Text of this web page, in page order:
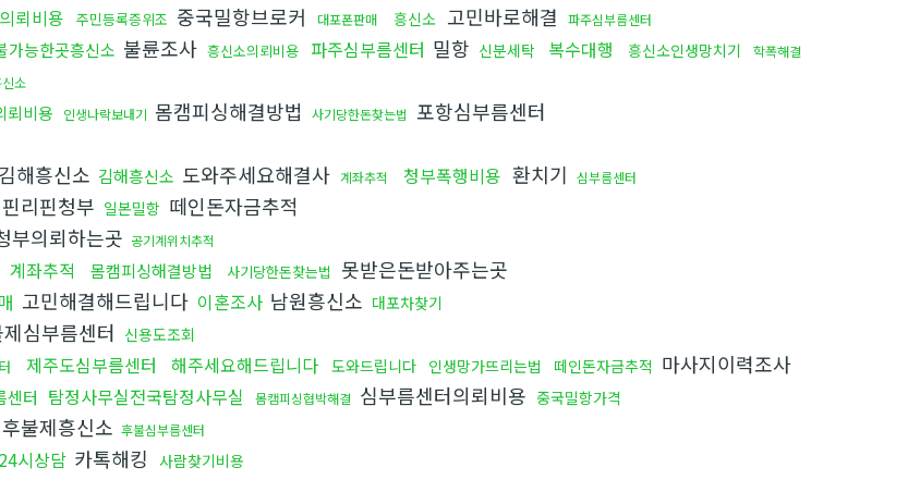
뢰비용 주민등록증위조 중국밀항브로커 대포폰판매 흥신소 고민바로해결
파주심부름센터
가능한곳흥신소 불륜조사 흥신소의뢰비용 파주심부름센터 밀항 신분세탁 복수대행 흥신소인생망치기
학폭해결
소
뢰비용 인생나락보내기 몸캠피싱해결방법 사기당한돈찾는법 포항심부름센터
김해흥신소 김해흥신소 도와주세요해결사 계좌추적 청부폭행비용 환치기 심부름센터
핀리핀청부 일본밀항 떼인돈자금추적
부의뢰하는곳 공기계위치추적
계좌추적 몸캠피싱해결방법 사기당한돈찾는법 못받은돈받아주는곳
고민해결해드립니다 이혼조사 남원흥신소 대포차찾기
심부름센터 신용도조회
제주도심부름센터 해주세요해드립니다 도와드립니다 인생망가뜨리는법 떼인돈자금추적 마사지이력조사
센터 탐정사무실전국탐정사무실 몸캠피싱협박해결 심부름센터의뢰비용 중국밀항가격
후불제흥신소 후불심부름센터
시상담 카톡해킹 사람찾기비용